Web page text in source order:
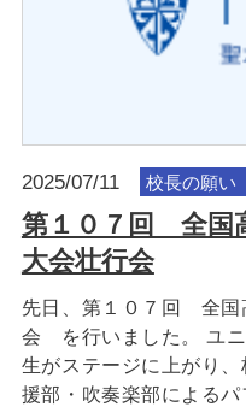
2025/07/11 校長の願い
第１０７回 全国
大会壮行会
先日、第１０７回 全国
会 を行いました。 ユ
生がステージに上がり
援部・吹奏楽部による